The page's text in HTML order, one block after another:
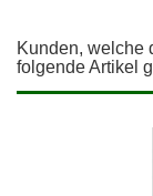
Kunden, welche
folgende Artikel